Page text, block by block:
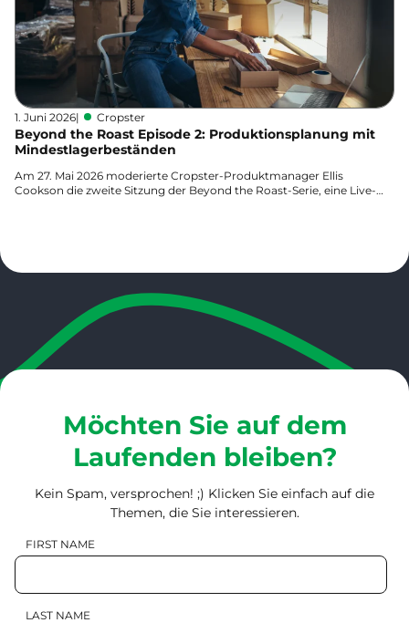
1. Juni 2026| Cropster
Beyond the Roast Episode 2: Produktionsplanung mit
Mindestlagerbeständen
Am 27. Mai 2026 moderierte Cropster-Produktmanager Ellis
Cookson die zweite Sitzung der Beyond the Roast-Serie, eine Live-
Möchten Sie auf dem
Laufenden bleiben?
Kein Spam, versprochen! ;) Klicken Sie einfach auf die
Themen, die Sie interessieren.
FIRST NAME
LAST NAME